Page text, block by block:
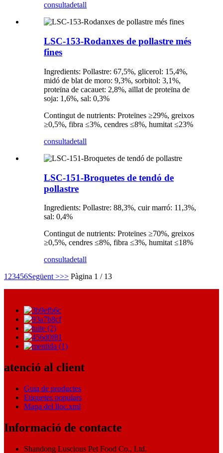
consultadetall
LSC-153-Rodanxes de pollastre més
fines
Ingredients: Pollastre: 67,5%, glicerol: 15,4%,
midó de blat de moro: 9,3%, sorbitol: 3,1%,
proteïna de cacauet: 2,8%, aïllat de proteïna de
soja: 1,6%, sal: 0,3%
Contingut de nutrients: Proteïnes ≥29%, greixos
≥0,5%, fibra ≤3%, cendres ≤8%, humitat ≤23%
consultadetall
LSC-151-Broquetes de tendó de
pollastre
Ingredients: Pollastre: 88,3%, cuir marró: 11,3%,
sal: 0,4%
Contingut de nutrients: Proteïnes ≥70%, greixos
≥0,5%, cendres ≤8%, fibra ≤3%, humitat ≤18%
consultadetall
1 23456Següent >>> Pàgina 1 / 13
atenció al client
Guia de productes
Etiquetes populars
Mapa del lloc.xml
Informació de contacte
Shandong Luscious Pet Food Co., Ltd.